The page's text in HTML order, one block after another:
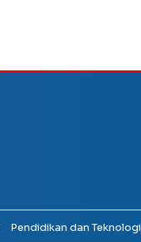
Pendidikan dan Teknologi